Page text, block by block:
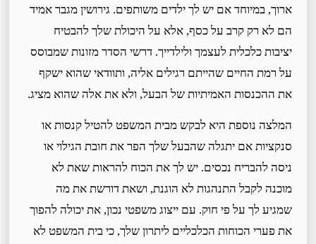
ארוך, במיוחד אם יש לך ילדים משותפים. גירושין מגבר אמיד
הם לא רק קרב על כסף, אלא על היכולת שלך להבטיח
יציבות כלכלית לעצמך ולילדייך. דרשי הסדר מזונות שמבוסס
על רמת החיים שהייתם רגילים אליה, ותוודאי שהוא ישקף
את ההכנסות האמיתיות של הבעל, ולא את אלה שהוא מציג.
המלצה נוספת היא לבקש מבית המשפט להטיל קנסות או
סנקציות אם יתגלה שהבעל שלך הפר את חובת הגילוי או
ניסה להבריח נכסים. יש לך את הכוח להראות שאת לא
מוכנה לקבל התנהגות לא הוגנת, ושאת דורשת את מה
שמגיע לך על פי חוק. עם ייצוג משפטי נכון, את יכולה להפוך
את פערי הכוחות הכלכליים ליתרון שלך, כי בית המשפט לא